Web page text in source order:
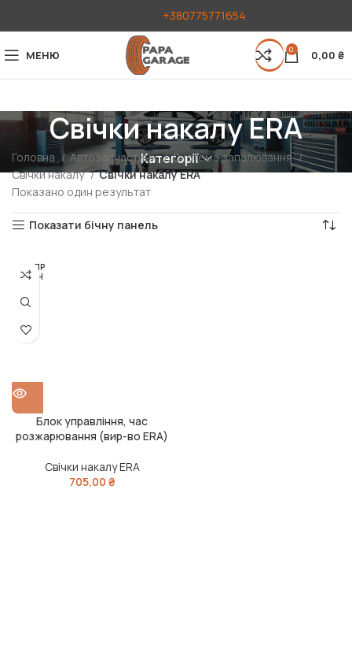
+380775771654
МЕНЮ 0 0,00 ₴
Свічки накалу ERA
Категорії
Головна Автозапчастини
Система запалювання
Свічки накалу
Свічки накалу ERA
Показано один результат
Показати бічну панель
РОЗПР
ОДАН
Блок управління, час
розжарювання (вир-во ERA)
Свічки накалу ERA
705,00 ₴